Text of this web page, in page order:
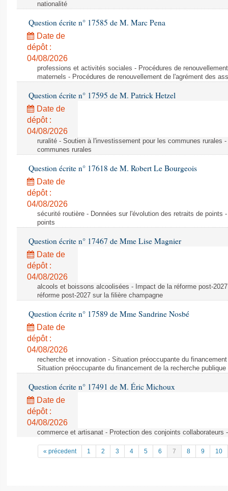
nationalité
Question écrite n° 17585 de M. Marc Pena
Date de
dépôt :
04/08/2026
professions et activités sociales - Procédures de
maternels - Procédures de renouvellement de l'agrément des
Question écrite n° 17595 de M. Patrick Hetzel
Date de
dépôt :
04/08/2026
ruralité - Soutien à l'investissement pour les communes rurales
communes rurales
Question écrite n° 17618 de M. Robert Le Bourgeois
Date de
dépôt :
04/08/2026
sécurité routière - Données sur l'évolution des retraits de points
points
Question écrite n° 17467 de Mme Lise Magnier
Date de
dépôt :
04/08/2026
alcools et boissons alcoolisées - Impact de la réforme post-
réforme post-2027 sur la filière champagne
Question écrite n° 17589 de Mme Sandrine Nosbé
Date de
dépôt :
04/08/2026
recherche et innovation - Situation préoccupante du
Situation préoccupante du financement de la recherche publique
Question écrite n° 17491 de M. Éric Michoux
Date de
dépôt :
04/08/2026
commerce et artisanat - Protection des conjoints collaborateurs
« précedent 1 2 3 4 5 6 7 8 9 10